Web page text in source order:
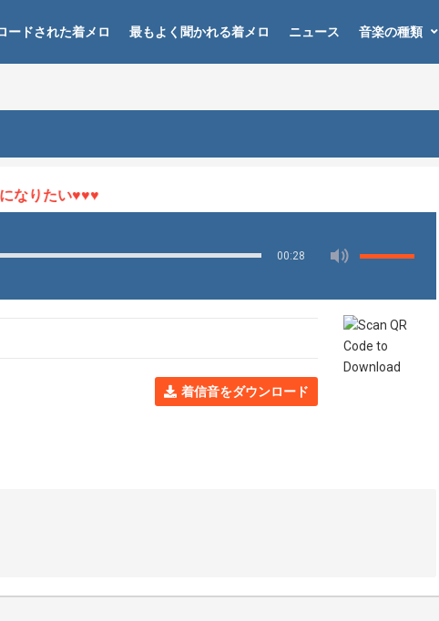
ードされた着メロ 最もよく聞かれる着メロ ニュース 音楽の種類
たい♥♥♥
00:28
着信音をダウンロード